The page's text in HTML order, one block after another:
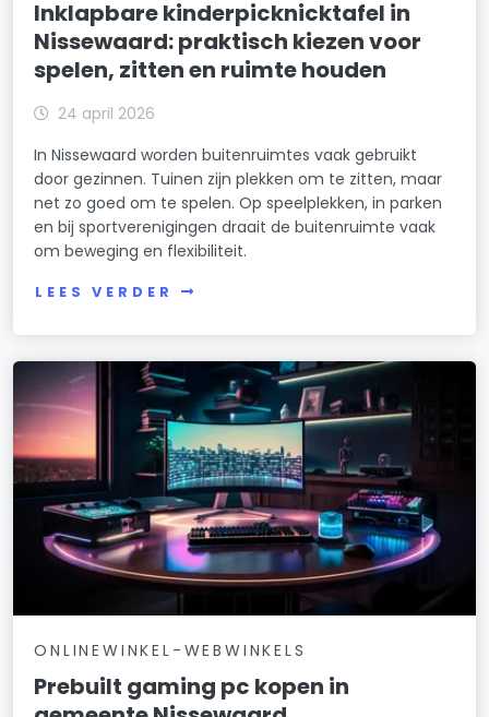
Inklapbare kinderpicknicktafel in
Nissewaard: praktisch kiezen voor
spelen, zitten en ruimte houden
24 april 2026
In Nissewaard worden buitenruimtes vaak gebruikt
door gezinnen. Tuinen zijn plekken om te zitten, maar
net zo goed om te spelen. Op speelplekken, in parken
en bij sportverenigingen draait de buitenruimte vaak
om beweging en flexibiliteit.
LEES VERDER
ONLINEWINKEL-WEBWINKELS
Prebuilt gaming pc kopen in